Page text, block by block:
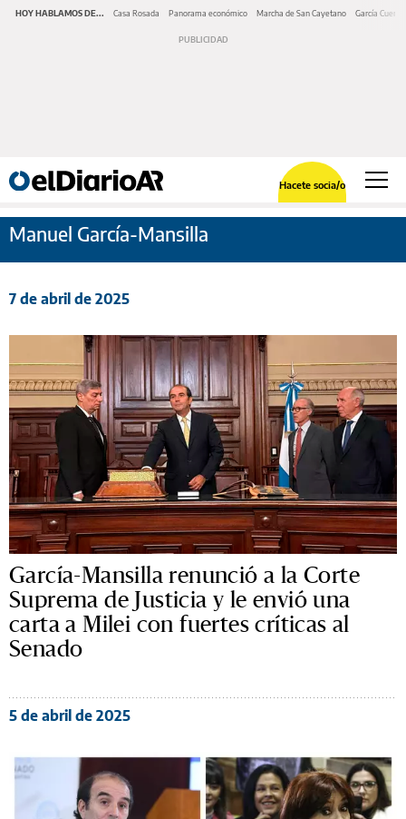
HOY HABLAMOS DE... Casa Rosada Panorama económico Marcha de San Cayetano García Cuerva
Hacete socia/o
Manuel García-Mansilla
7 de abril de 2025
García-Mansilla renunció a la Corte
Suprema de Justicia y le envió una
carta a Milei con fuertes críticas al
Senado
5 de abril de 2025